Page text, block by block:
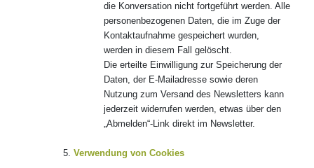
die Konversation nicht fortgeführt werden. Alle
personenbezogenen Daten, die im Zuge der
Kontaktaufnahme gespeichert wurden,
werden in diesem Fall gelöscht.
Die erteilte Einwilligung zur Speicherung der
Daten, der E-Mailadresse sowie deren
Nutzung zum Versand des Newsletters kann
jederzeit widerrufen werden, etwas über den
„Abmelden“-Link direkt im Newsletter.
Verwendung von Cookies